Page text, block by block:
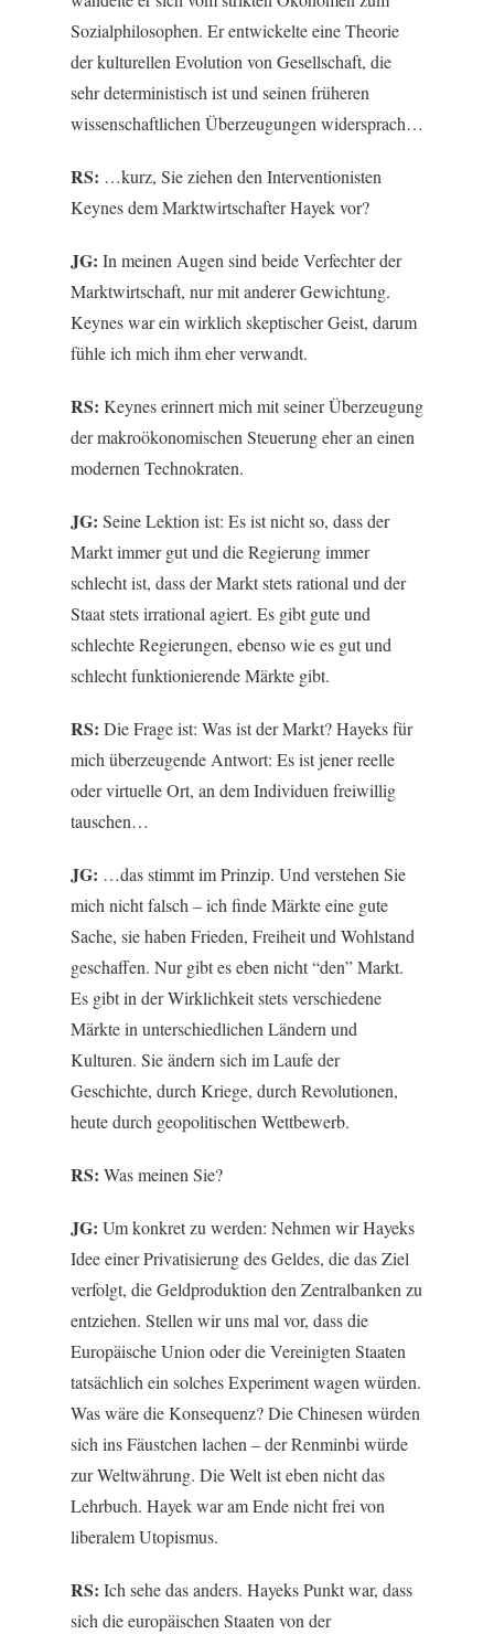
Sozialphilosophen. Er entwickelte eine Theorie
der kulturellen Evolution von Gesellschaft, die
sehr deterministisch ist und seinen früheren
wissenschaftlichen Überzeugungen widersprach…
RS: …kurz, Sie ziehen den Interventionisten
Keynes dem Marktwirtschafter Hayek vor?
JG: In meinen Augen sind beide Verfechter der
Marktwirtschaft, nur mit anderer Gewichtung.
Keynes war ein wirklich skeptischer Geist, darum
fühle ich mich ihm eher verwandt.
RS: Keynes erinnert mich mit seiner Überzeugung
der makroökonomischen Steuerung eher an einen
modernen Technokraten.
JG: Seine Lektion ist: Es ist nicht so, dass der
Markt immer gut und die Regierung immer
schlecht ist, dass der Markt stets rational und der
Staat stets irrational agiert. Es gibt gute und
schlechte Regierungen, ebenso wie es gut und
schlecht funktionierende Märkte gibt.
RS: Die Frage ist: Was ist der Markt? Hayeks für
mich überzeugende Antwort: Es ist jener reelle
oder virtuelle Ort, an dem Individuen freiwillig
tauschen…
JG: …das stimmt im Prinzip. Und verstehen Sie
mich nicht falsch – ich finde Märkte eine gute
Sache, sie haben Frieden, Freiheit und Wohlstand
geschaffen. Nur gibt es eben nicht “den” Markt.
Es gibt in der Wirklichkeit stets verschiedene
Märkte in unterschiedlichen Ländern und
Kulturen. Sie ändern sich im Laufe der
Geschichte, durch Kriege, durch Revolutionen,
heute durch geopolitischen Wettbewerb.
RS: Was meinen Sie?
JG: Um konkret zu werden: Nehmen wir Hayeks
Idee einer Privatisierung des Geldes, die das Ziel
verfolgt, die Geldproduktion den Zentralbanken zu
entziehen. Stellen wir uns mal vor, dass die
Europäische Union oder die Vereinigten Staaten
tatsächlich ein solches Experiment wagen würden.
Was wäre die Konsequenz? Die Chinesen würden
sich ins Fäustchen lachen – der Renminbi würde
zur Weltwährung. Die Welt ist eben nicht das
Lehrbuch. Hayek war am Ende nicht frei von
liberalem Utopismus.
RS: Ich sehe das anders. Hayeks Punkt war, dass
sich die europäischen Staaten von der